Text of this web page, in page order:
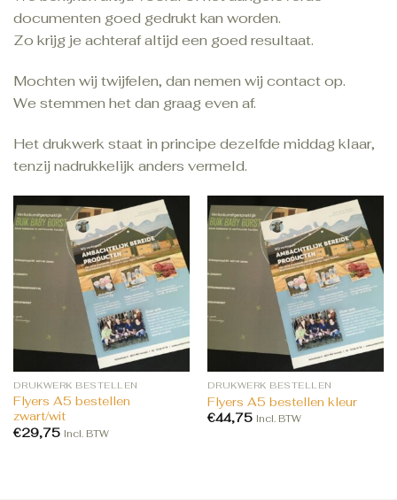
documenten goed gedrukt kan worden.
Zo krijg je achteraf altijd een goed resultaat.
Mochten wij twijfelen, dan nemen wij contact op.
We stemmen het dan graag even af.
Het drukwerk staat in principe dezelfde middag klaar,
tenzij nadrukkelijk anders vermeld.
DRUKWERK BESTELLEN
Flyers A5 bestellen
zwart/wit
€29,75 Incl. BTW
DRUKWERK BESTELLEN
Flyers A5 bestellen kleur
€44,75 Incl. BTW